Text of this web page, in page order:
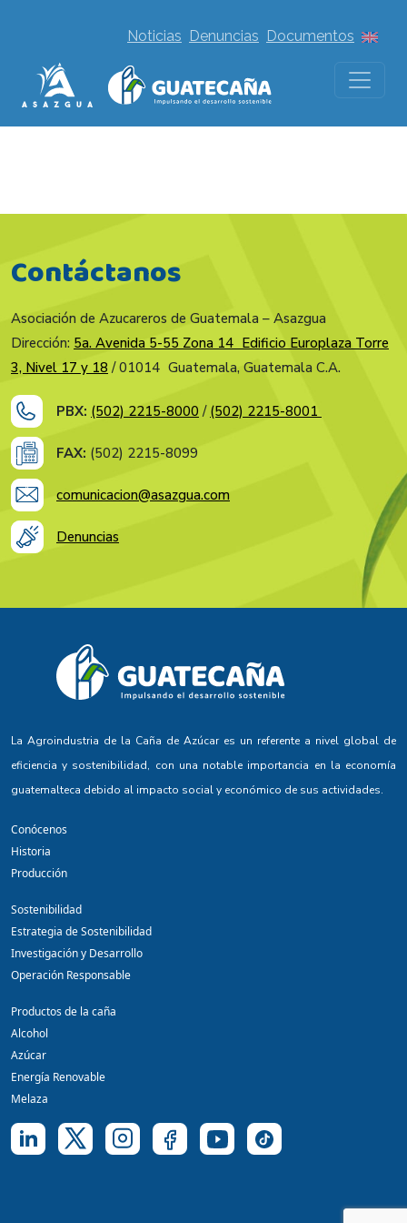
Noticias Denuncias Documentos
Contáctanos
Asociación de Azucareros de Guatemala – Asazgua
Dirección: 5a. Avenida 5-55 Zona 14 Edificio Europlaza Torre
3, Nivel 17 y 18 / 01014 Guatemala, Guatemala C.A.
PBX: (502) 2215-8000 / (502) 2215-8001
FAX: (502) 2215-8099
comunicacion@asazgua.com
Denuncias
La Agroindustria de la Caña de Azúcar es un referente a nivel global de
eficiencia y sostenibilidad, con una notable importancia en la economía
guatemalteca debido al impacto social y económico de sus actividades.
Conócenos
Historia
Producción
Sostenibilidad
Estrategia de Sostenibilidad
Investigación y Desarrollo
Operación Responsable
Productos de la caña
Alcohol
Azúcar
Energía Renovable
Melaza